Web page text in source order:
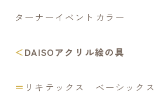
ターナーイベントカラー
＜DAISOアクリル絵の具
＝ リキテックス ベーシックス